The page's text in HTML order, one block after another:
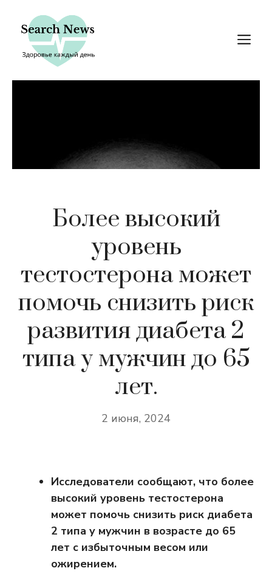
содержимому
Более высокий
уровень
тестостерона может
помочь снизить риск
развития диабета 2
типа у мужчин до 65
лет.
2 июня, 2024
Исследователи сообщают, что более
высокий уровень тестостерона
может помочь снизить риск диабета
2 типа у мужчин в возрасте до 65
лет с избыточным весом или
ожирением.